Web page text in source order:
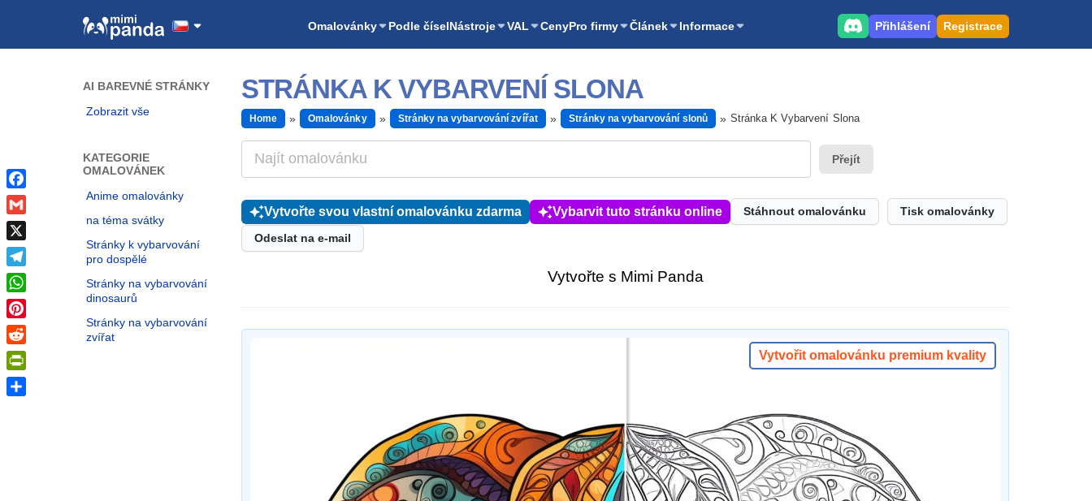
Omalovánky Podle číselNástroje VAL CenyPro firmy Článek Informace Přihlášení Registrace
AI BAREVNÉ STRÁNKY
Zobrazit vše
KATEGORIE
OMALOVÁNEK
Anime omalovánky
na téma svátky
Stránky k vybarvování
pro dospělé
Stránky na vybarvování
dinosaurů
Stránky na vybarvování
zvířat
STRÁNKA K VYBARVENÍ SLONA
Home Omalovánky Stránky na vybarvování zvířat Stránky na vybarvování slonů Stránka K Vybarvení Slona
Přejít
Vytvořte svou vlastní omalovánku zdarma Vybarvit tuto stránku online Stáhnout omalovánku Tisk omalovánky
Odeslat na e-mail
Vytvořte s Mimi Panda
Vytvořit omalovánku premium kvality
Facebook
Gmail
X
Telegram
WhatsApp
Pinterest
Reddit
PrintFriendly